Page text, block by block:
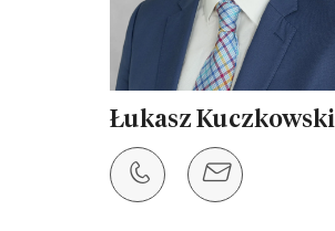
Łukasz Kuczkowski